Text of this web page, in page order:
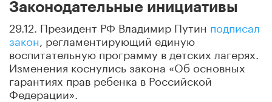
Законодательные инициативы
29.12. Президент РФ Владимир Путин подписал
закон , регламентирующий единую
воспитательную программу в детских лагерях.
Изменения коснулись закона «Об основных
гарантиях прав ребенка в Российской
Федерации».